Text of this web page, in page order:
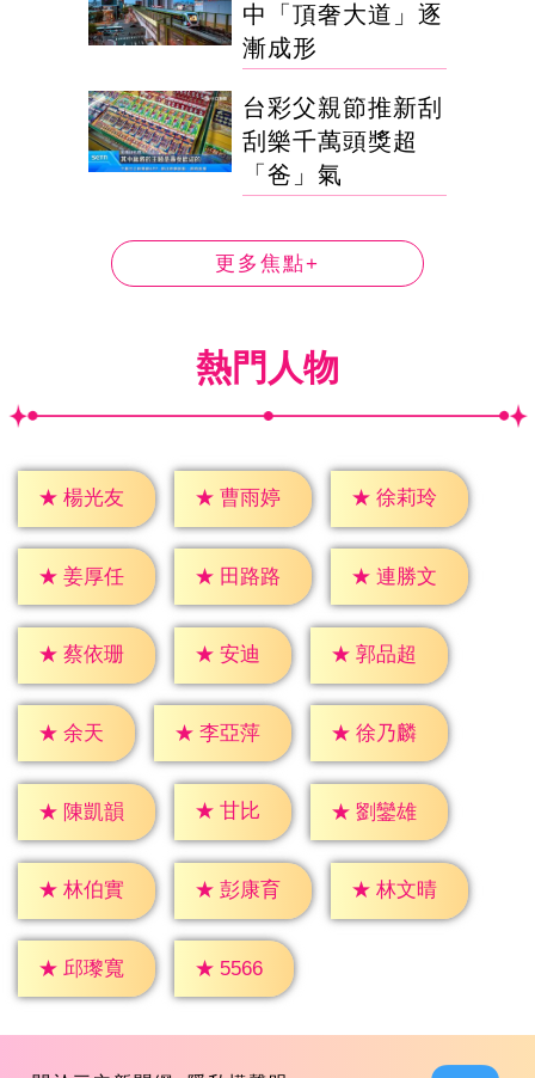
中「頂奢大道」逐
漸成形
台彩父親節推新刮
刮樂千萬頭獎超
「爸」氣
更多焦點+
熱門人物
★ 楊光友 ★ 曹雨婷 ★ 徐莉玲
★ 姜厚任 ★ 田路路 ★ 連勝文
★ 蔡依珊 ★ 安迪 ★ 郭品超
★ 余天 ★ 李亞萍 ★ 徐乃麟
★ 陳凱韻 ★ 甘比 ★ 劉鑾雄
★ 林伯實 ★ 彭康育 ★ 林文晴
★ 邱瓈寬 ★ 5566